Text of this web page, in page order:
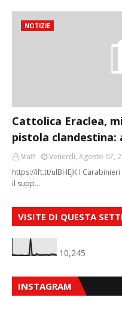
NOTIZIE
Cattolica Eraclea,
pistola clandestina:
Staff
Venerdì, Agosto 07,
https://ift.tt/ulBHEJK I
il supp…
VISITE DI QUESTA
10,245
INSTAGRAM